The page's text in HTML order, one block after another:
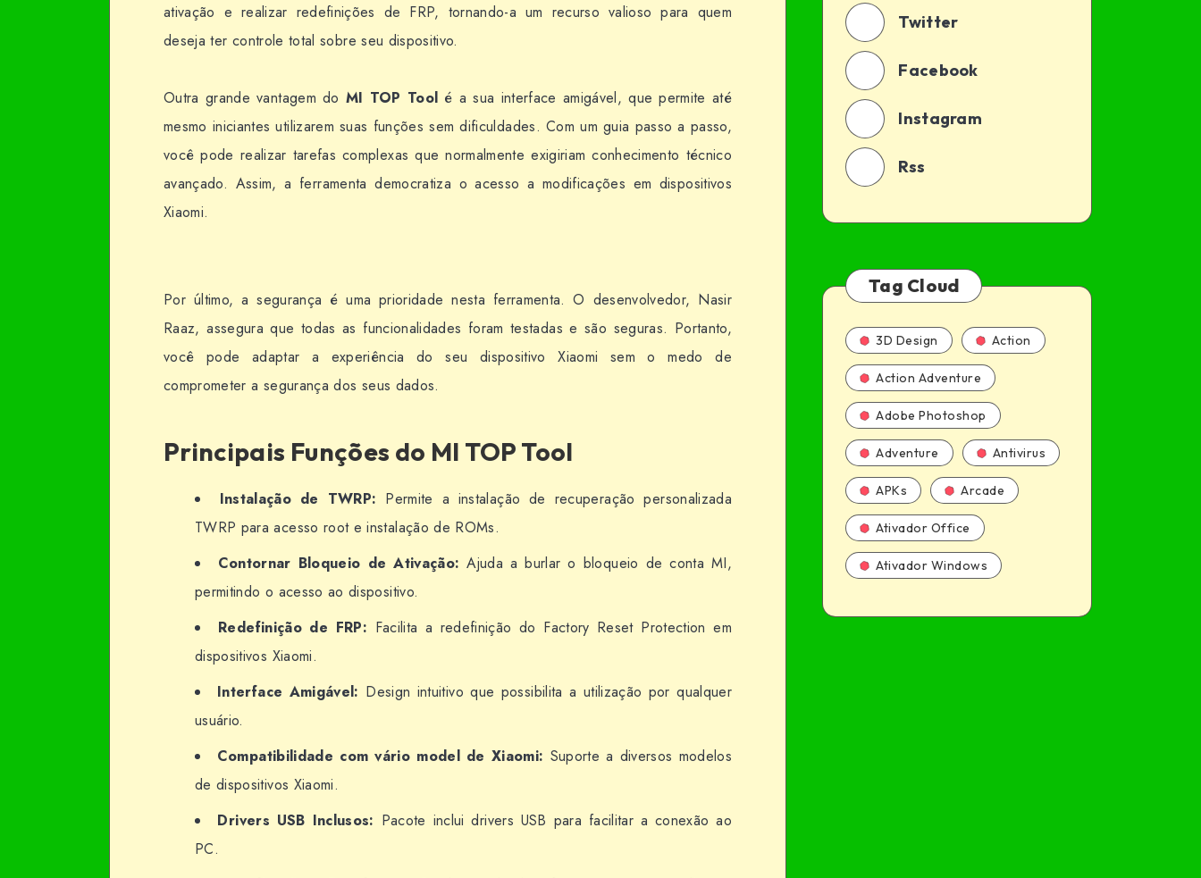
ativação e realizar redefinições de FRP, tornando-a um recurso valioso para quem
deseja ter controle total sobre seu dispositivo.
Outra grande vantagem do MI TOP Tool é a sua interface amigável, que permite até
mesmo iniciantes utilizarem suas funções sem dificuldades. Com um guia passo a passo,
você pode realizar tarefas complexas que normalmente exigiriam conhecimento técnico
avançado. Assim, a ferramenta democratiza o acesso a modificações em dispositivos
Xiaomi.
Por último, a segurança é uma prioridade nesta ferramenta. O desenvolvedor, Nasir
Raaz, assegura que todas as funcionalidades foram testadas e são seguras. Portanto,
você pode adaptar a experiência do seu dispositivo Xiaomi sem o medo de
comprometer a segurança dos seus dados.
Principais Funções do MI TOP Tool
Instalação de TWRP: Permite a instalação de recuperação personalizada
TWRP para acesso root e instalação de ROMs.
Contornar Bloqueio de Ativação: Ajuda a burlar o bloqueio de conta MI,
permitindo o acesso ao dispositivo.
Redefinição de FRP: Facilita a redefinição do Factory Reset Protection em
dispositivos Xiaomi.
Interface Amigável: Design intuitivo que possibilita a utilização por qualquer
usuário.
Compatibilidade com vário model de Xiaomi: Suporte a diversos modelos
de dispositivos Xiaomi.
Drivers USB Inclusos: Pacote inclui drivers USB para facilitar a conexão ao
PC.
v0.7.9
Jogo
para
PC
[PT-
BR]
Twitter
Facebook
Instagram
Rss
Tag Cloud
3D Design Action
Action Adventure
Adobe Photoshop
Adventure Antivirus
APKs Arcade
Ativador Office
Ativador Windows